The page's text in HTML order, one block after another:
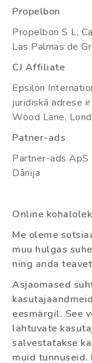
Propelbon
Propelbon S L,
Las Palmas de
CJ Affiliate
Epsilon
juridiskā adrese
Wood Lane,
Patner-ads
Partner-ads
Dānija
Online
Me oleme
muu hulgas
ning anda
Asjaomased
eesmärgil. See
lähtuvate
salvestatakse
muid